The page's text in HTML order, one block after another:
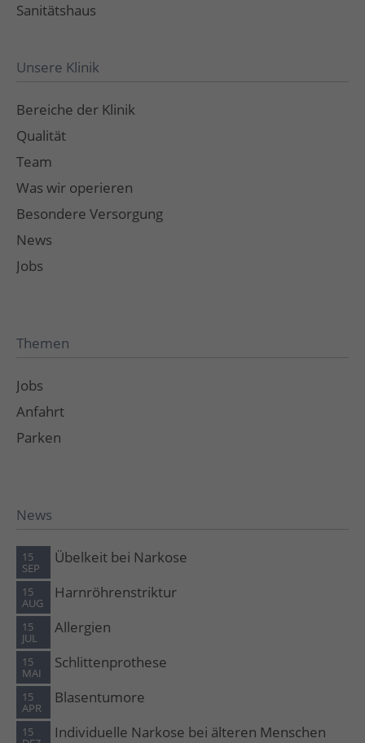
Sanitätshaus
Unsere Klinik
Bereiche der Klinik
Qualität
Team
Was wir operieren
Besondere Versorgung
News
Jobs
Themen
Jobs
Anfahrt
Parken
News
15
SEP
Übelkeit bei Narkose
15
AUG
Harnröhrenstriktur
15
JUL
Allergien
15
MAI
Schlittenprothese
15
APR
Blasentumore
15 Individuelle Narkose bei älteren Menschen